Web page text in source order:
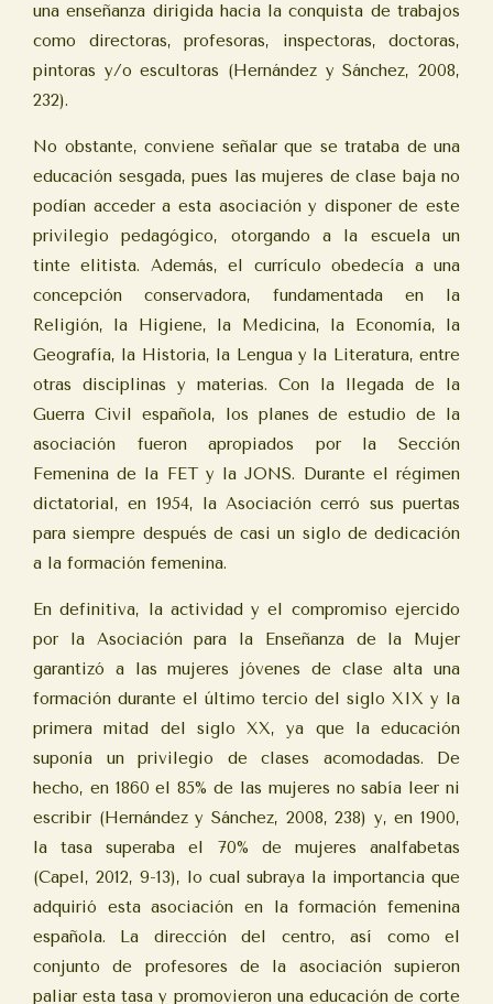
una enseñanza dirigida hacia la conquista de trabajos
como directoras, profesoras, inspectoras, doctoras,
pintoras y/o escultoras (Hernández y Sánchez, 2008,
232).
No obstante, conviene señalar que se trataba de una
educación sesgada, pues las mujeres de clase baja no
podían acceder a esta asociación y disponer de este
privilegio pedagógico, otorgando a la escuela un
tinte elitista. Además, el currículo obedecía a una
concepción conservadora, fundamentada en la
Religión, la Higiene, la Medicina, la Economía, la
Geografía, la Historia, la Lengua y la Literatura, entre
otras disciplinas y materias. Con la llegada de la
Guerra Civil española, los planes de estudio de la
asociación fueron apropiados por la Sección
Femenina de la FET y la JONS. Durante el régimen
dictatorial, en 1954, la Asociación cerró sus puertas
para siempre después de casi un siglo de dedicación
a la formación femenina.
En definitiva, la actividad y el compromiso ejercido
por la Asociación para la Enseñanza de la Mujer
garantizó a las mujeres jóvenes de clase alta una
formación durante el último tercio del siglo XIX y la
primera mitad del siglo XX, ya que la educación
suponía un privilegio de clases acomodadas. De
hecho, en 1860 el 85% de las mujeres no sabía leer ni
escribir (Hernández y Sánchez, 2008, 238) y, en 1900,
la tasa superaba el 70% de mujeres analfabetas
(Capel, 2012, 9-13), lo cual subraya la importancia que
adquirió esta asociación en la formación femenina
española. La dirección del centro, así como el
conjunto de profesores de la asociación supieron
paliar esta tasa y promovieron una educación de corte